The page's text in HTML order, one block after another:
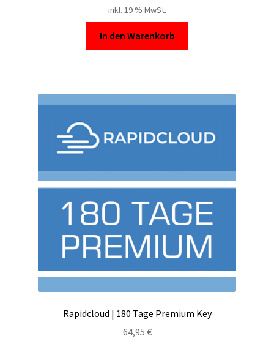
inkl. 19 % MwSt.
In den Warenkorb
Rapidcloud | 180 Tage Premium Key
64,95 €